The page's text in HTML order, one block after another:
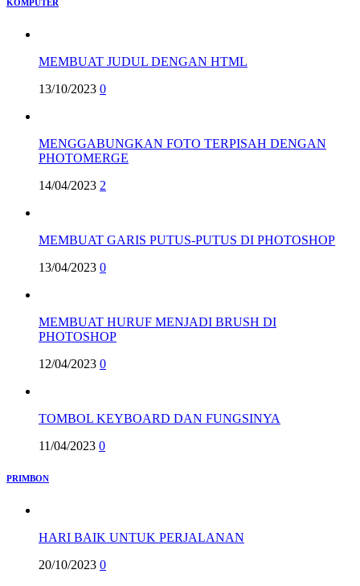
KOMPUTER
MEMBUAT JUDUL DENGAN HTML
13/10/2023 0
MENGGABUNGKAN FOTO TERPISAH DENGAN
PHOTOMERGE
14/04/2023 2
MEMBUAT GARIS PUTUS-PUTUS DI PHOTOSHOP
13/04/2023 0
MEMBUAT HURUF MENJADI BRUSH DI
PHOTOSHOP
12/04/2023 0
TOMBOL KEYBOARD DAN FUNGSINYA
11/04/2023 0
PRIMBON
HARI BAIK UNTUK PERJALANAN
20/10/2023 0